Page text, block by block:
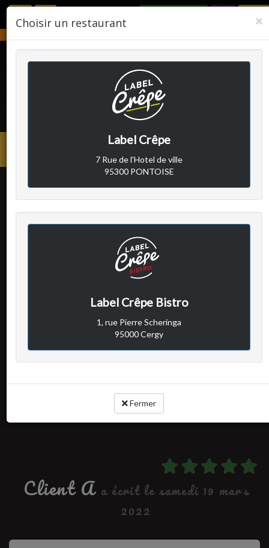
LABEL CRÊPE
Client A
a écrit le samedi 19 mars
2022
Service :
Client A a écrit le samedi 19 mars
2022
×
Choisir un restaurant
Label Crêpe
7 Rue de l'Hotel de ville
95300 PONTOISE
Label Crêpe Bistro
1, rue Pierre Scheringa
95000 Cergy
Fermer